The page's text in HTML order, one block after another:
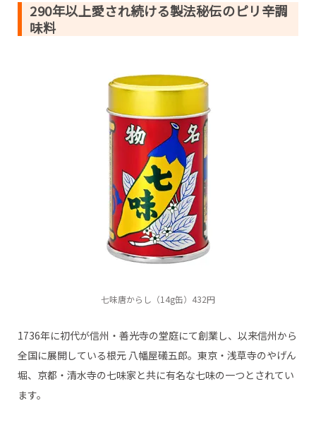
290年以上愛され続ける製法秘伝のピリ辛調
味料
七味唐からし（14g缶）432円
1736年に初代が信州・善光寺の堂庭にて創業し、以来信州から
全国に展開している根元 八幡屋礒五郎。東京・浅草寺のやげん
堀、京都・清水寺の七味家と共に有名な七味の一つとされてい
ます。